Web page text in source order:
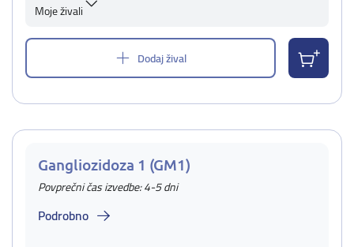
Moje živali
Dodaj žival
Gangliozidoza 1 (GM1)
Povprečni čas izvedbe: 4-5 dni
Podrobno